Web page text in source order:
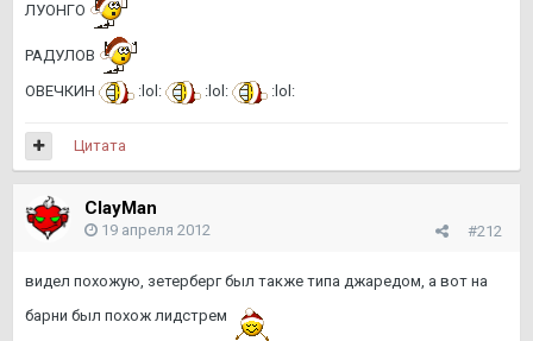
ЛУОНГО
РАДУЛОВ
ОВЕЧКИН
:lol: :lol: :lol:
Цитата
ClayMan
#212
19 апреля 2012
видел похожую, зетерберг был также типа джаредом, а вот на
барни был похож лидстрем